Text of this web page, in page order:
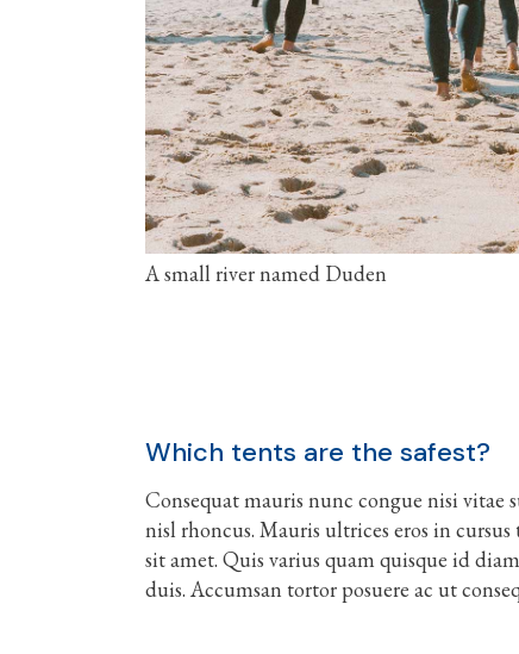
A small river named Duden
Which tents are the safest?
Consequat mauris nunc congue nisi
nisl rhoncus. Mauris ultrices eros in
sit amet. Quis varius quam quisque id
duis. Accumsan tortor posuere ac ut